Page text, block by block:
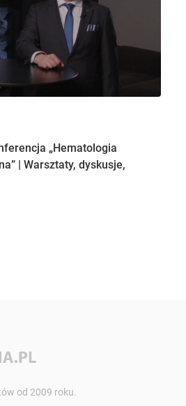
„Hematologia
| Warsztaty, dyskusje,
od 2009 roku.